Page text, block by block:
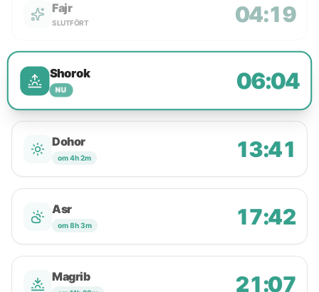
Fajr
SLUTFÖRT 04:19
Shorok
NU 06:04
Dohor
om 4h 2m 13:41
Asr
om 8h 3m 17:42
Magrib 21:07